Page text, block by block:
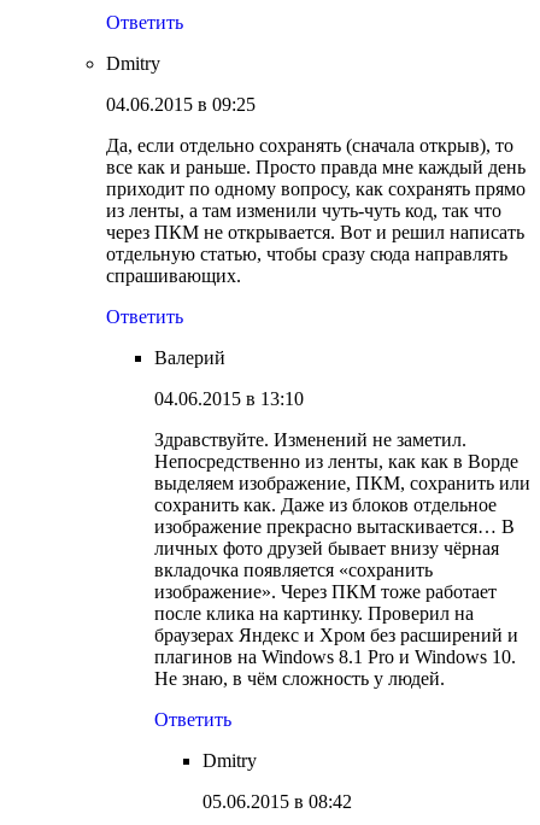
Ответить
Dmitry
04.06.2015 в 09:25
Да, если отдельно сохранять (сначала открыв), то
все как и раньше. Просто правда мне каждый день
приходит по одному вопросу, как сохранять прямо
из ленты, а там изменили чуть-чуть код, так что
через ПКМ не открывается. Вот и решил написать
отдельную статью, чтобы сразу сюда направлять
спрашивающих.
Ответить
Валерий
04.06.2015 в 13:10
Здравствуйте. Изменений не заметил.
Непосредственно из ленты, как как в Ворде
выделяем изображение, ПКМ, сохранить или
сохранить как. Даже из блоков отдельное
изображение прекрасно вытаскивается… В
личных фото друзей бывает внизу чёрная
вкладочка появляется «сохранить
изображение». Через ПКМ тоже работает
после клика на картинку. Проверил на
браузерах Яндекс и Хром без расширений и
плагинов на Windows 8.1 Pro и Windows 10.
Не знаю, в чём сложность у людей.
Ответить
Dmitry
05.06.2015 в 08:42